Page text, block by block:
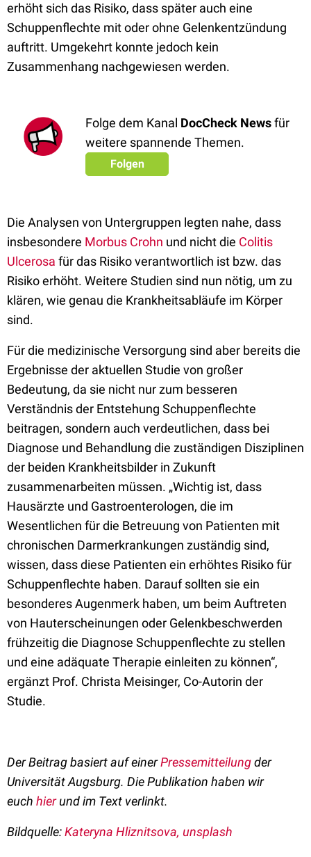
erhöht sich das Risiko, dass später auch eine
Schuppenflechte mit oder ohne Gelenkentzündung
auftritt. Umgekehrt konnte jedoch kein
Zusammenhang nachgewiesen werden.
Folge dem Kanal DocCheck Newsfür
weitere spannende Themen.
Folgen
Die Analysen von Untergruppen legten nahe, dass
insbesondere Morbus Crohn und nicht die Colitis
Ulcerosa für das Risiko verantwortlich ist bzw. das
Risiko erhöht. Weitere Studien sind nun nötig, um zu
klären, wie genau die Krankheitsabläufe im Körper
sind.
Für die medizinische Versorgung sind aber bereits die
Ergebnisse der aktuellen Studie von großer
Bedeutung, da sie nicht nur zum besseren
Verständnis der Entstehung Schuppenflechte
beitragen, sondern auch verdeutlichen, dass bei
Diagnose und Behandlung die zuständigen Disziplinen
der beiden Krankheitsbilder in Zukunft
zusammenarbeiten müssen. „Wichtig ist, dass
Hausärzte und Gastroenterologen, die im
Wesentlichen für die Betreuung von Patienten mit
chronischen Darmerkrankungen zuständig sind,
wissen, dass diese Patienten ein erhöhtes Risiko für
Schuppenflechte haben. Darauf sollten sie ein
besonderes Augenmerk haben, um beim Auftreten
von Hauterscheinungen oder Gelenkbeschwerden
frühzeitig die Diagnose Schuppenflechte zu stellen
und eine adäquate Therapie einleiten zu können“,
ergänzt Prof. Christa Meisinger, Co-Autorin der
Studie.
Der Beitrag basiert auf einerPressemitteilungder
Universität Augsburg. Die Publikation haben wir
euch hierund im Text verlinkt.
Bildquelle:Kateryna Hliznitsova, unsplash